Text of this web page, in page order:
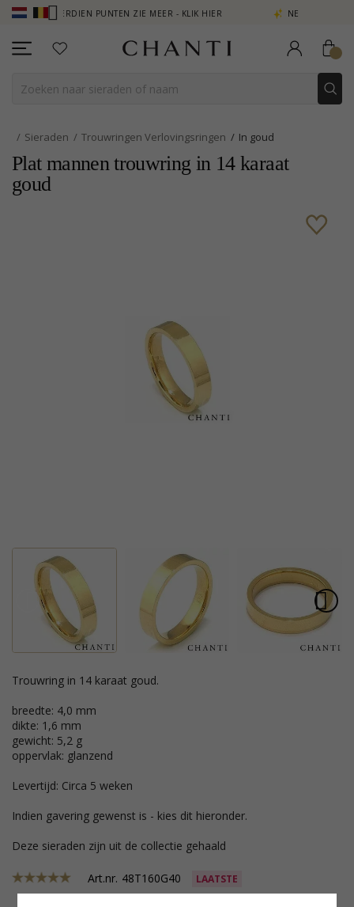
VERDIEN PUNTEN ZIE MEER - KLIK HIER NEW COLLECTION | AURA
Sieraden Trouwringen Verlovingsringen In goud
Plat mannen trouwring in 14 karaat
goud
trouwring in 14 karaat goud.
breedte: 4,0 mm
dikte: 1,6 mm
gewicht: 5,2 g
oppervlak: glanzend
Levertijd: Circa 5 weken
Indien gavering gewenst is - kies dit hieronder.
Deze sieraden zijn uit de collectie gehaald
Art.nr. 48T160G40 LAATSTE